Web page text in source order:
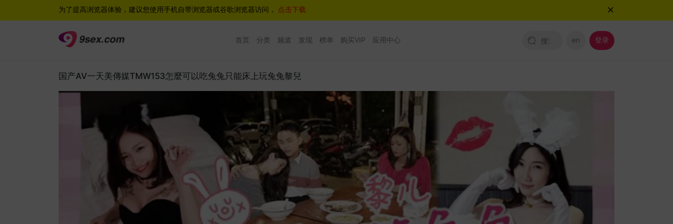
为了提高浏览器体验，建议您使用手机自带浏览器或谷歌浏览器访问， 点击下载
首页 分类 频道 发现 榜单 购买VIP 应用中心 en 登录
国产AV一天美傳媒TMW153怎麼可以吃兔兔只能床上玩兔兔黎兒